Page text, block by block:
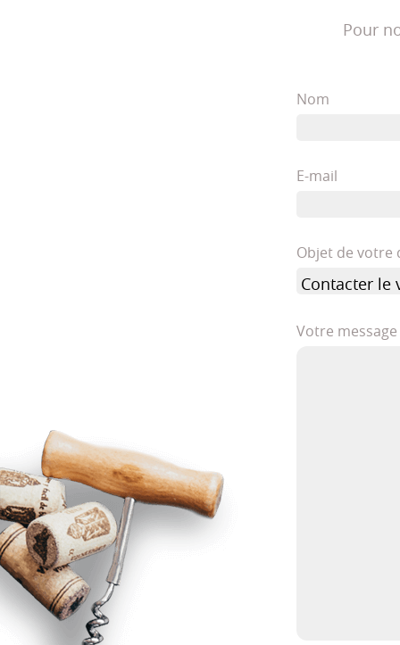
Pour
Nom
E-mail
Objet de votre
Votre message